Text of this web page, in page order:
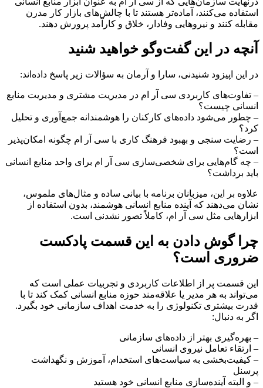
استفاده می‌کنند، آماده‌تر هستند تا با چالش‌های بازار کار مدرن
مقابله کنند و نیروهایی وفادار، خلاق و کارآمد پرورش دهند.
آنچه در این گفت‌وگو خواهید شنید
در این اپیزود شنیدنی، سارا و آرمان به سؤالات زیر پاسخ داده‌اند:
– تفاوت‌های کاربردی سی آر ام در مدیریت مشتری و مدیریت منابع
انسانی چیست؟
– چطور می‌شود داده‌های کارکنان را هوشمندانه جمع‌آوری و تحلیل
کرد؟
– رضایت سنجی و بهبود فرهنگ کاری با سی آر ام چگونه امکان‌پذیر
است؟
– چه گام‌هایی برای شخصی‌سازی سی آر ام برای واحد منابع انسانی
باید برداشت؟
علاوه بر این، میزبانان برنامه با بیانی ساده و مثال‌های ملموس،
نشان می‌دهند که آینده منابع انسانی هوشمند، بدون استفاده از
ابزارهایی مثل سی آر ام، کاملاً تصور نشدنی است.
چرا گوش دادن به این قسمت پادکست
ضروری است؟
این قسمت پر از اطلاعات کاربردی و تجربیات عملی است که
می‌تواند به هر مدیر یا علاقه‌مند حوزه منابع انسانی کمک کند تا با
قدرت بیشتری تکنولوژی را به خدمت اهداف سازمانی خود بگیرد.
اگر به دنبال:
– بهره‌گیری بهتر از داده‌های سازمانی
– ارتقاء تعامل نیروی انسانی
– کیفیت‌بخشی به سیاست‌های استخدام، آموزش و نگهداشت
پرسنل
– و البته آینده‌سازی منابع انسانی خود هستید